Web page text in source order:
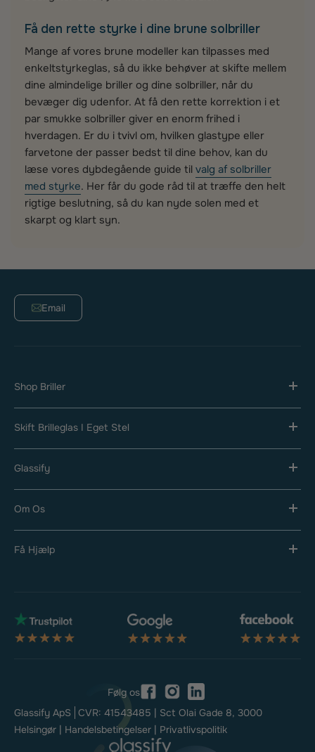
Få den rette styrke i dine brune solbriller
Mange af vores brune modeller kan tilpasses med
enkeltstyrkeglas, så du ikke behøver at skifte mellem
dine almindelige briller og dine solbriller, når du
bevæger dig udenfor. At få den rette korrektion i et
par smukke solbriller giver en enorm frihed i
hverdagen. Er du i tvivl om, hvilken glastype eller
farvetone der passer bedst til dine behov, kan du
læse vores dybdegående guide til valg af solbriller
med styrke. Her får du gode råd til at træffe den helt
rigtige beslutning, så du kan nyde solen med et
skarpt og klart syn.
Email
Shop Briller
Skift Brilleglas I Eget Stel
Glassify
Om Os
Få Hjælp
Glassify ApS CVR: 41543485 | Sct Olai Gade 8, 3000
Helsingør | Handelsbetingelser | Privatlivspolitik
Følg os
FacebookInstagramLinkedIn